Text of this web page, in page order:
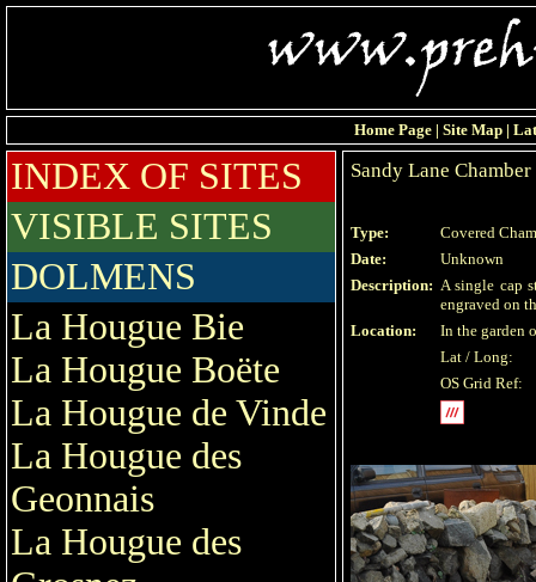
Home Page | Site Map |
INDEX OF SITES
VISIBLE SITES
DOLMENS
La Hougue Bie
La Hougue Boëte
La Hougue de Vinde
La Hougue des
Geonnais
La Hougue des
Sandy Lane Chamber
Type:
Covered
Date:
Unknown
Description: A single cap
engraved on
Location:
In the garden
Lat / Long:
OS Grid Ref: